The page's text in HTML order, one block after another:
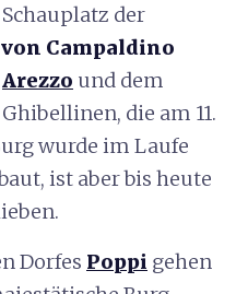
der
Campaldino
Arezzo und dem
die am 11.
wurde im Laufe
ist aber bis heute
Dorfes Poppi gehen